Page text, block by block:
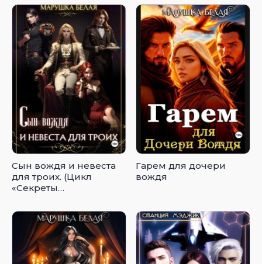
Сын вождя и невеста
для троих. (Цикл
«Секреты
Гарем для дочери
вождя